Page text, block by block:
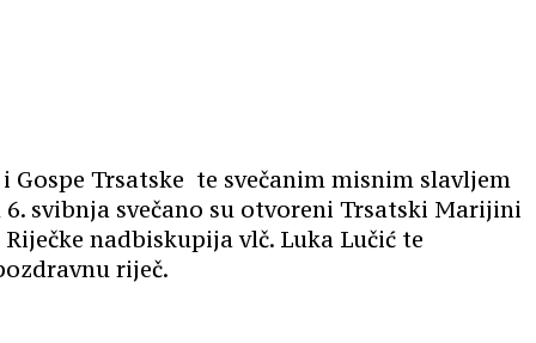
Trsatske te svečanim misnim slavljem
svibnja svečano su otvoreni Trsatski Marijini
nadbiskupija vlč. Luka Lučić te
riječ.